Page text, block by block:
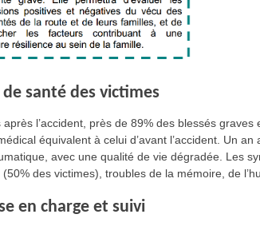
de santé des victimes
après l’accident, près de 89% des blessés
équivalent à celui d’avant l’accident. Un
avec une qualité de vie dégradée. Les
(50% des victimes), troubles de la mémoire, de
en charge et suivi